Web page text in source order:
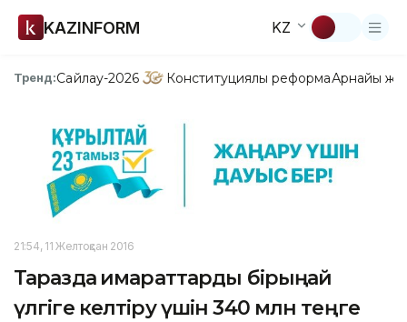
KAZINFORM KZ
Тренд:Сайлау-2026 Конституциялық реформаАрнайы
21:54, 11 Желтоқсан 2016
Таразда ғимараттарды бірыңғай
үлгіге келтіру үшін 340 млн теңге